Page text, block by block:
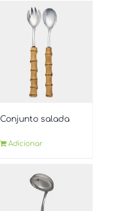
Conjunto salada
Adicionar